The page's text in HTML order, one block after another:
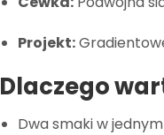
Projekt:
Dlaczego
Dwa smaki w